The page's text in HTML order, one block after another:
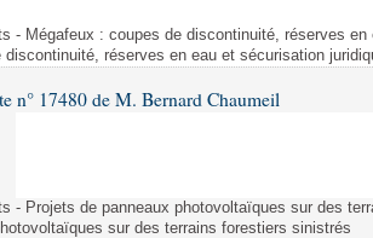
des débats
- Mégafeux : coupes de discontinuité, réserves
discontinuité, réserves en eau et sécurisation
n° 17480 de M. Bernard Chaumeil
- Projets de panneaux photovoltaïques sur des
sur des terrains forestiers sinistrés